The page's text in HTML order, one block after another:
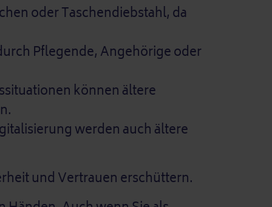
oder Taschendiebstahl, da
Pflegende, Angehörige oder
können ältere
werden auch ältere
und Vertrauen erschüttern.